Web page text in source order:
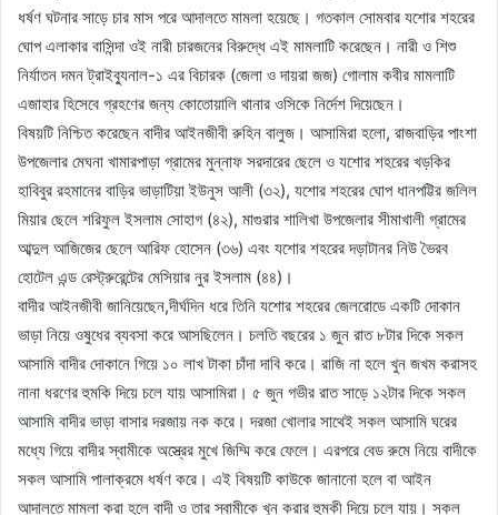
ধর্ষণ ঘটনার সাড়ে চার মাস পরে আদালতে মামলা হয়েছে। গতকাল সোমবার যশোর শহরের
ঘোপ এলাকার বাসিন্দা ওই নারী চারজনের বিরুদ্ধে এই মামলাটি করেছেন। নারী ও শিশু
নির্যাতন দমন ট্রাইব্যুনাল-১ এর বিচারক (জেলা ও দায়রা জজ) গোলাম কবীর মামলাটি
এজাহার হিসেবে গ্রহণের জন্য কোতোয়ালি থানার ওসিকে নির্দেশ দিয়েছেন।
বিষয়টি নিশ্চিত করেছেন বাদীর আইনজীবী রুহিন বালুজ। আসামিরা হলো, রাজবাড়ির পাংশা
উপজেলার মেঘনা খামারপাড়া গ্রামের মুন্নাফ সরদারের ছেলে ও যশোর শহরের খড়কির
হাবিবুর রহমানের বাড়ির ভাড়াটিয়া ইউনুস আলী (৩২), যশোর শহরের ঘোপ ধানপট্টির জলিল
মিয়ার ছেলে শরিফুল ইসলাম সোহাগ (৪২), মাগুরার শালিখা উপজেলার সীমাখালী গ্রামের
আব্দুল আজিজের ছেলে আরিফ হোসেন (৩৬) এবং যশোর শহরের দড়াটানর নিউ ভৈরব
হোটেল এন্ড রেস্ট্রুরেন্টের মেসিয়ার নুর ইসলাম (৪৪)।
বাদীর আইনজীবী জানিয়েছেন,দীর্ঘদিন ধরে তিনি যশোর শহরের জেলরোডে একটি দোকান
ভাড়া নিয়ে ওষুধের ব্যবসা করে আসছিলেন। চলতি বছরের ১ জুন রাত ৮টার দিকে সকল
আসামি বাদীর দোকানে গিয়ে ১০ লাখ টাকা চাঁদা দাবি করে। রাজি না হলে খুন জখম করাসহ
নানা ধরণের হুমকি দিয়ে চলে যায় আসামিরা। ৫ জুন গভীর রাত সাড়ে ১২টার দিকে সকল
আসামি বাদীর ভাড়া বাসার দরজায় নক করে। দরজা খোলার সাথেই সকল আসামি ঘরের
মধ্যে গিয়ে বাদীর স্বামীকে অস্ত্রের মুখে জিম্মি করে ফেলে। এরপরে বেড রুমে নিয়ে বাদীকে
সকল আসামি পালাক্রমে ধর্ষণ করে। এই বিষয়টি কাউকে জানানো হলে বা আইন
আদালতে মামলা করা হলে বাদী ও তার স্বামীকে খুন করার হুমকী দিয়ে চলে যায়। সকল